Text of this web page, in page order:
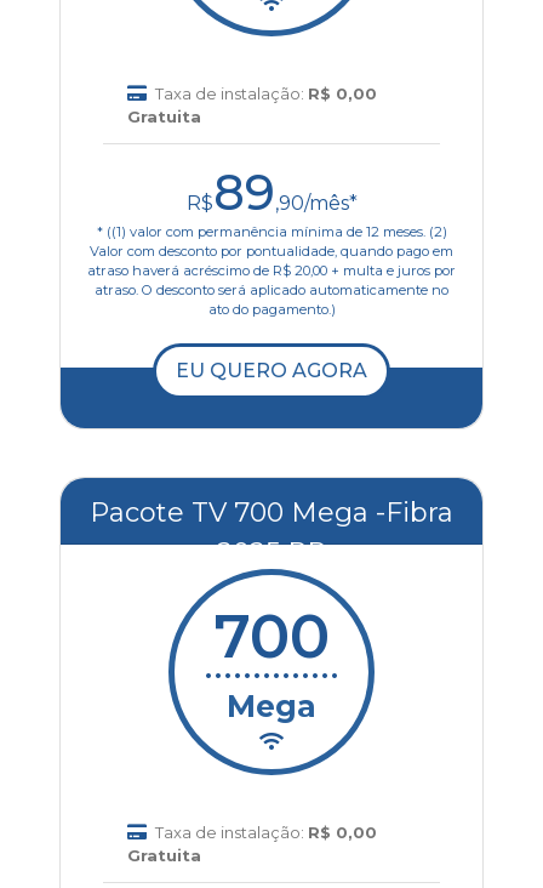
Taxa de instalação: R$ 0,00
Gratuita
R$89,90/mês*
* ((1) valor com permanência mínima de 12 meses. (2)
Valor com desconto por pontualidade, quando pago em
atraso haverá acréscimo de R$ 20,00 + multa e juros por
atraso. O desconto será aplicado automaticamente no
ato do pagamento.)
EU QUERO AGORA
Pacote TV 700 Mega -Fibra
2025 RP
700
..............
Mega
Taxa de instalação: R$ 0,00
Gratuita